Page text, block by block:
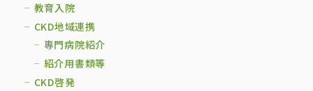
教育入院
CKD地域連携
専門病院紹介
紹介用書類等
CKD啓発